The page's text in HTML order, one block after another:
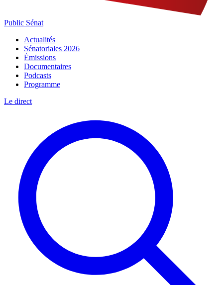
Public Sénat
Actualités
Sénatoriales 2026
Émissions
Documentaires
Podcasts
Programme
Le direct